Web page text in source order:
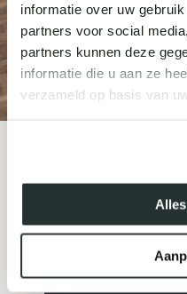
informatie over uw
partners voor social
partners kunnen deze
informatie die u aan ze
verzameld op basis van